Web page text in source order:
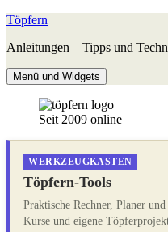
Zum
springen
Töpfern
Anleitungen – Tipps und
Menü und Widgets
Seit 2009 online
WERKZEUGKASTEN
Töpfern-Tools
Praktische Rechner, Planer
Kurse und eigene